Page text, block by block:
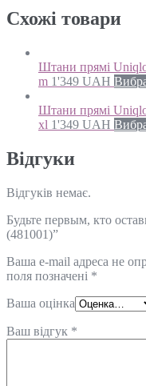
Схожi товари
Штани прямі
m 1'349 UAH
Штани прямі
xl 1'349 UAH
Відгуки
Відгуків немає.
Будьте первым, кто
(481001)”
Ваша e-mail адреса не
поля позначені *
Ваша оцінка
Ваш відгук *